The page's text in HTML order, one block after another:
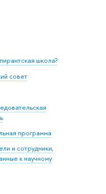
школа?
совет
программа
и сотрудники,
к научному